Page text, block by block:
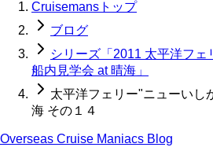
Cruisemansトップ
ブログ
シリーズ「2011 太平洋フェ
船内見学会 at 晴海」
太平洋フェリー"ニューいし
海 その１４
Overseas Cruise Maniacs Blog